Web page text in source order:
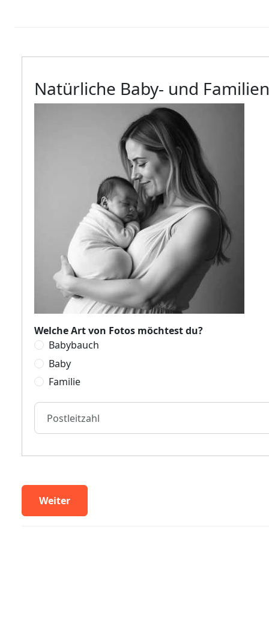
Welche Art von Fotos
Natürliche Baby- und
Welche Art von Fotos möchtest du?
Babybauch
Baby
Familie
Postleitzahl